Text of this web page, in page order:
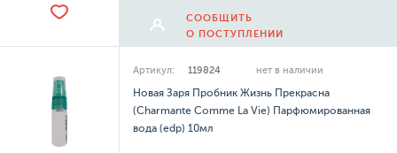
СООБЩИТЬ
О ПОСТУПЛЕНИИ
Артикул: 119824 нет в наличии
Новая Заря Пробник Жизнь Прекрасна
(Charmante Comme La Vie) Парфюмированная
вода (edp) 10мл